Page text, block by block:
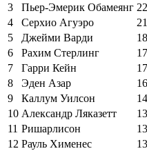
3
Пьер-Эмерик Обамеянг 22
4
Серхио Агуэро
21
5
Джейми Варди
18
6
Рахим Стерлинг
17
7
Гарри Кейн
17
8
Эден Азар
16
9
Каллум Уилсон
14
10 Александр Ляказетт
13
11 Ришарлисон
13
12 Рауль Хименес
13